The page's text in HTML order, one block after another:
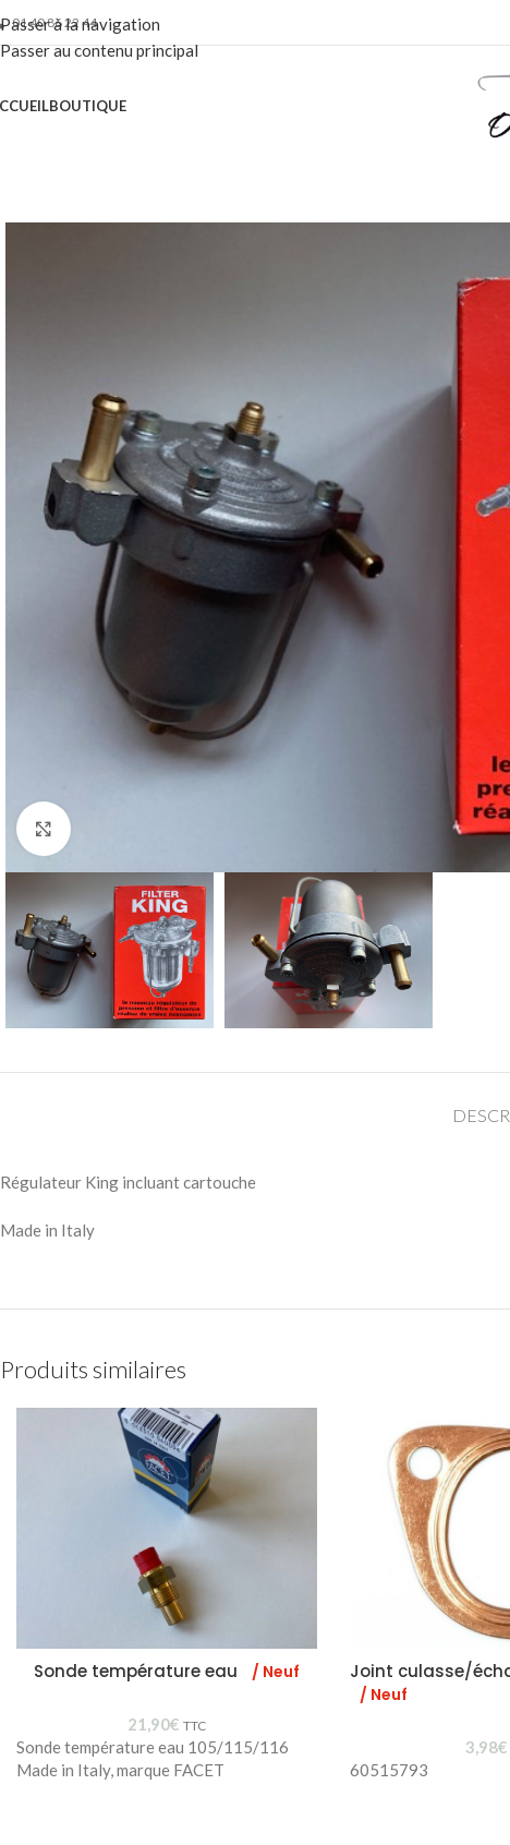
Passer à la navigation
Passer au contenu principal
01 40 86 22 44
BOUTIQUE
Régulateur King incluant cartouche
Made in Italy
Produits similaires
Sonde température eau / Neuf
21,90€ TTC
Sonde température eau 105/115/116
Made in Italy, marque FACET
Joint culasse/
/ Neuf
3,98€
60515793